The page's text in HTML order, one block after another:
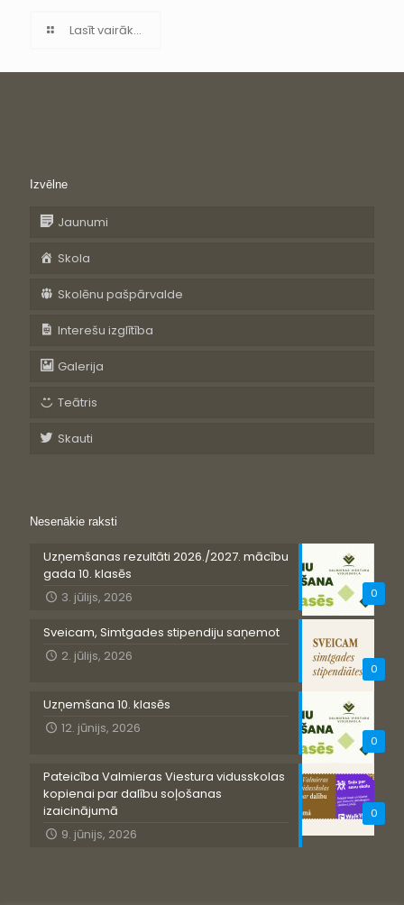
Lasīt vairāk...
Izvēlne
Jaunumi
Skola
Skolēnu pašpārvalde
Interešu izglītība
Galerija
Teātris
Skauti
Nesenākie raksti
0
Uzņemšanas rezultāti 2026./2027. mācību
gada 10. klasēs
3. jūlijs, 2026
0
Sveicam, Simtgades stipendiju saņemot
2. jūlijs, 2026
0
Uzņemšana 10. klasēs
12. jūnijs, 2026
0
Pateicība Valmieras Viestura vidusskolas
kopienai par dalību soļošanas
izaicinājumā
9. jūnijs, 2026